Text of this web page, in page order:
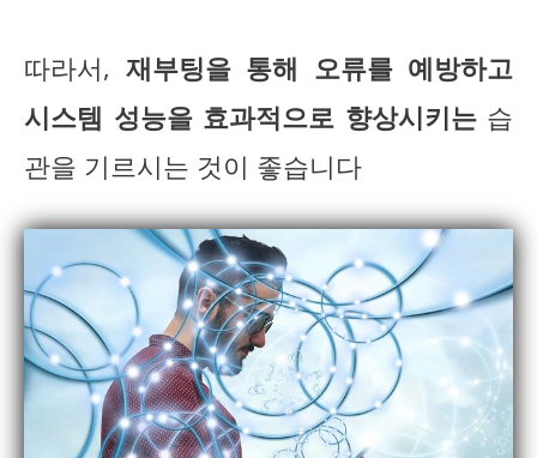
따라서, 재부팅을 통해 오류를 예방하고
시스템 성능을 효과적으로 향상시키는습
관을 기르시는 것이 좋습니다